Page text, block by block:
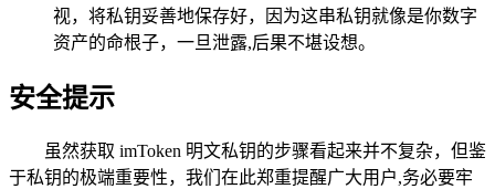
视，将私钥妥善地保存好，因为这串私钥就像是你数字
资产的命根子，一旦泄露,后果不堪设想。
安全提示
虽然获取 imToken 明文私钥的步骤看起来并不复杂，但鉴
于私钥的极端重要性，我们在此郑重提醒广大用户,务必要牢